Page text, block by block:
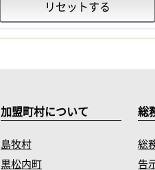
リセットする
加盟町村について
島牧村
黒松内町
総
総
告